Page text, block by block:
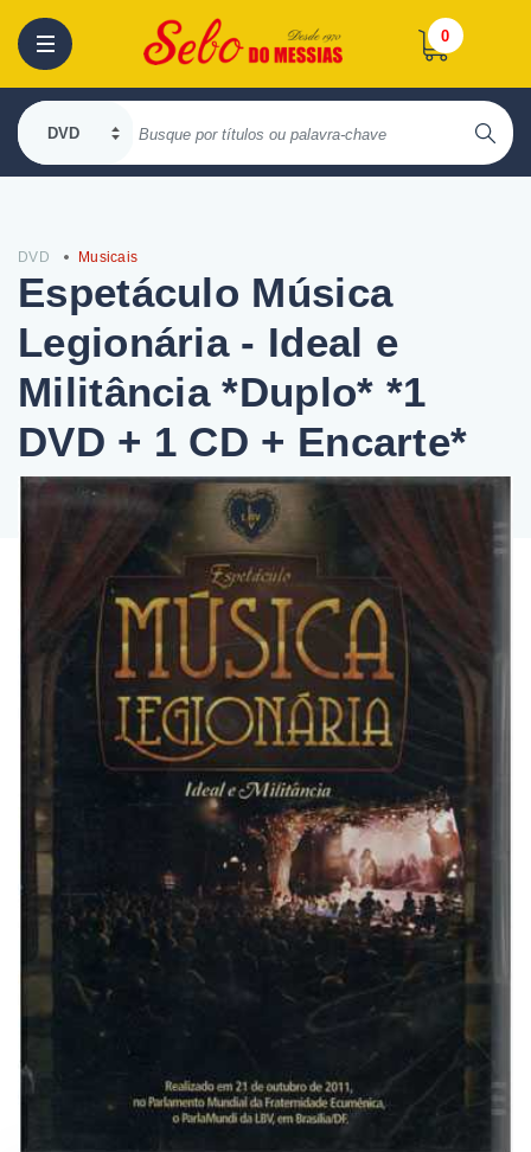
0
DVD Musicais
Espetáculo Música
Legionária - Ideal e
Militância *Duplo* *1
DVD + 1 CD + Encarte*